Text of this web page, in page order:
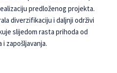
predloženog projekta.
diverzifikaciju i daljnji održivi
slijedom rasta prihoda od
zapošljavanja.